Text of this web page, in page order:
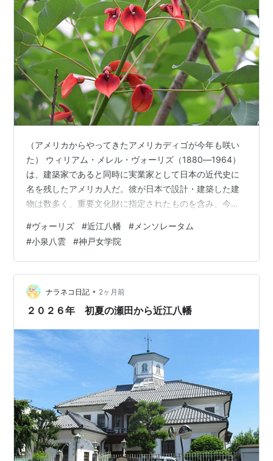
（アメリカからやってきたアメリカディゴが今年も咲い
た） ウィリアム・メレル・ヴォーリズ（1880―1964）
は、建築家であると同時に実業家として日本の近代史に
名を残したアメリカ人だ。彼が日本で設計・建築した建
物は数多く、重要文化財に指定されたものを含み、今も
一柳（ひとつやなぎ）満喜子（1884―1969）といい、
父親は江戸時代末期の播州小野藩（現在の兵庫県小野
市）の最後の藩主だった。封建的な家に生まれた彼女と
ヴォーリズの出会いは運命的で、２人の生涯は、先ごろ
NHKドラマのモデルになった小泉八雲夫妻に負けないほ
どの波乱に満ちている。
#ヴォーリズ #近江八幡 #メンソレータム
#小泉八雲 #神戸女学院
ナラネコ日記 • 2ヶ月前
２０２６年 初夏の瀬田から近江八幡